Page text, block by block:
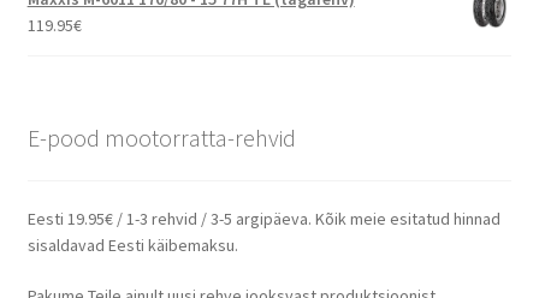
119.95€
E-pood mootorratta-rehvid
Eesti 19.95€ / 1-3 rehvid / 3-5 argipäeva. Kõik meie esitatud hinnad
sisaldavad Eesti käibemaksu.